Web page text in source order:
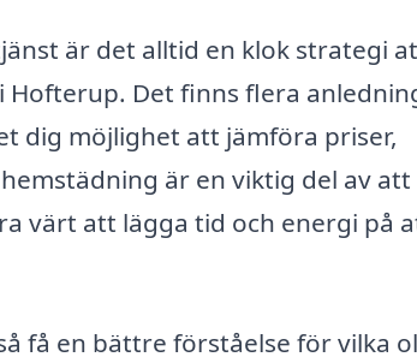
är det alltid en klok strategi
Det finns flera
dig möjlighet att jämföra priser,
är en viktig del av att
värt att lägga tid och energi på
få en bättre förståelse för vilka